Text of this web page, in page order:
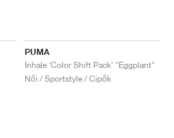
PUMA
Inhale ‘Color Shift Pack’ "Eggplant"
Női / Sportstyle / Cipők